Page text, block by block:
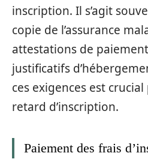
inscription. Il s’agit
copie de l’assurance
attestations de
justificatifs
ces exigences est
retard d’inscription.
Paiement des frais